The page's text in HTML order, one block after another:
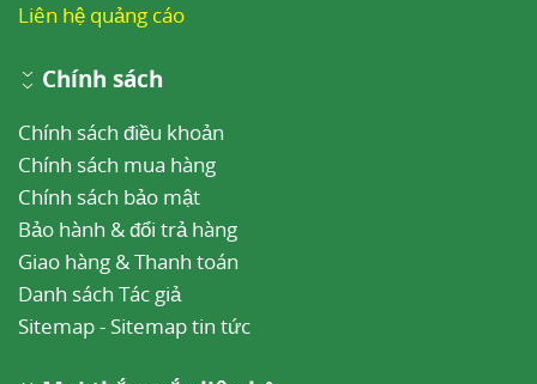
Liên hệ quảng cáo
Chính sách
Chính sách điều khoản
Chính sách mua hàng
Chính sách bảo mật
Bảo hành & đổi trả hàng
Giao hàng & Thanh toán
Danh sách Tác giả
Sitemap- Sitemap tin tức